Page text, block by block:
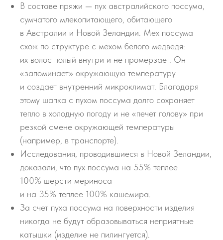
В составе пряжи — пух австралийского поссума,
сумчатого млекопитающего, обитающего
в Австралии и Новой Зеландии. Мех поссума
схож по структуре с мехом белого медведя:
их волос полый внутри и не промерзает. Он
«запоминает» окружающую температуру
и создает внутренний микроклимат. Благодаря
этому шапка с пухом поссума долго сохраняет
тепло в холодную погоду и не «печет голову» при
резкой смене окружающей температуры
(например, в транспорте).
Исследования, проводившиеся в Новой Зеландии,
доказали, что пух поссума на 55% теплее
100% шерсти мериноса
и на 35% теплее 100% кашемира.
За счет пуха поссума на поверхности изделия
никогда не будут образовываться неприятные
катышки (изделие не пилингуется).